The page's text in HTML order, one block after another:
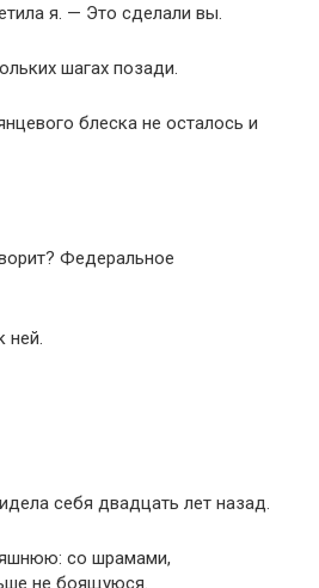
я. — Это сделали вы.
шагах позади.
блеска не осталось и
Федеральное
ней.
себя двадцать лет назад.
со шрамами,
не боящуюся.